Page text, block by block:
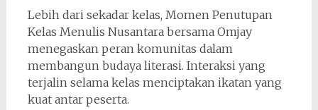
Lebih dari sekadar kelas, Momen Penutupan
Kelas Menulis Nusantara bersama Omjay
menegaskan peran komunitas dalam
membangun budaya literasi. Interaksi yang
terjalin selama kelas menciptakan ikatan yang
kuat antar peserta.